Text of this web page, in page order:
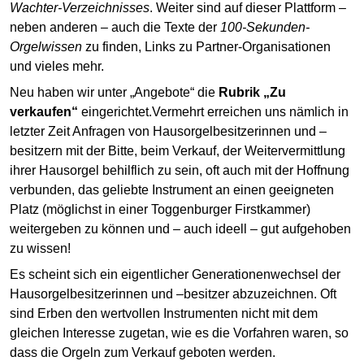
Wachter-Verzeichnisses. Weiter sind auf dieser Plattform –
neben anderen – auch die Texte der 100-Sekunden-
Orgelwissen zu finden, Links zu Partner-Organisationen
und vieles mehr.
Neu haben wir unter „Angebote“ die Rubrik „Zu
verkaufen“ eingerichtet.Vermehrt erreichen uns nämlich in
letzter Zeit Anfragen von Hausorgelbesitzerinnen und –
besitzern mit der Bitte, beim Verkauf, der Weitervermittlung
ihrer Hausorgel behilflich zu sein, oft auch mit der Hoffnung
verbunden, das geliebte Instrument an einen geeigneten
Platz (möglichst in einer Toggenburger Firstkammer)
weitergeben zu können und – auch ideell – gut aufgehoben
zu wissen!
Es scheint sich ein eigentlicher Generationenwechsel der
Hausorgelbesitzerinnen und –besitzer abzuzeichnen. Oft
sind Erben den wertvollen Instrumenten nicht mit dem
gleichen Interesse zugetan, wie es die Vorfahren waren, so
dass die Orgeln zum Verkauf geboten werden.